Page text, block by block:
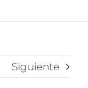
Siguiente